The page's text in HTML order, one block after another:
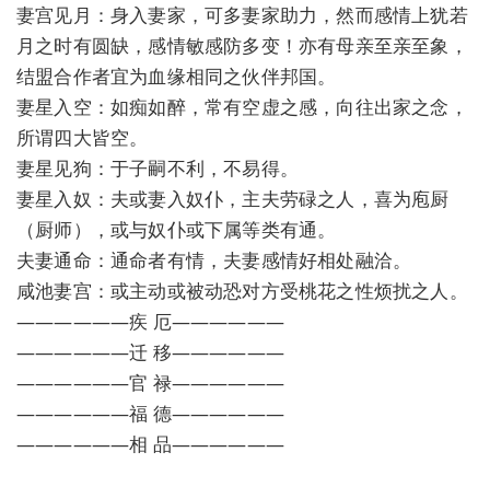
妻宫见月：身入妻家，可多妻家助力，然而感情上犹若
月之时有圆缺，感情敏感防多变！亦有母亲至亲至象，
结盟合作者宜为血缘相同之伙伴邦国。
妻星入空：如痴如醉，常有空虚之感，向往出家之念，
所谓四大皆空。
妻星见狗：于子嗣不利，不易得。
妻星入奴：夫或妻入奴仆，主夫劳碌之人，喜为庖厨
（厨师），或与奴仆或下属等类有通。
夫妻通命：通命者有情，夫妻感情好相处融洽。
咸池妻宫：或主动或被动恐对方受桃花之性烦扰之人。
——————疾 厄——————
——————迁 移——————
——————官 禄——————
——————福 德——————
——————相 品——————